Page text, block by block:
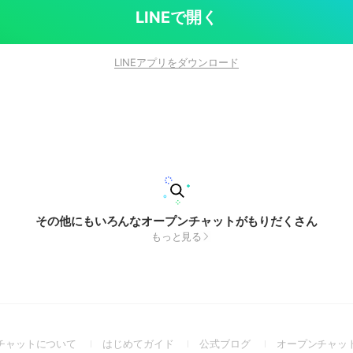
LINEで開く
LINEアプリをダウンロード
その他にもいろんなオープンチャットがもりだくさん
もっと見る
ャットについて
(Openはじめてガイド
(Open公式ブログ
(Openオープンチャッ